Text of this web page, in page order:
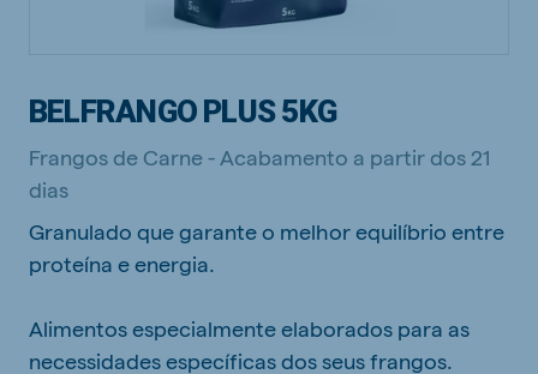
BELFRANGO PLUS 5KG
Frangos de Carne - Acabamento a partir dos 21
dias
Granulado que garante o melhor equilíbrio entre
proteína e energia.
Alimentos especialmente elaborados para as
necessidades específicas dos seus frangos.